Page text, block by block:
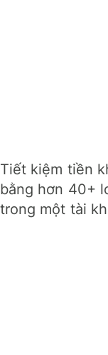
Tiết kiệm tiền
bằng hơn 40+
trong một tài